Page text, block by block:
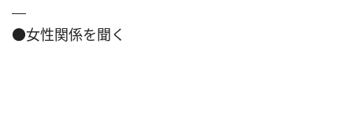
●女性関係を聞く